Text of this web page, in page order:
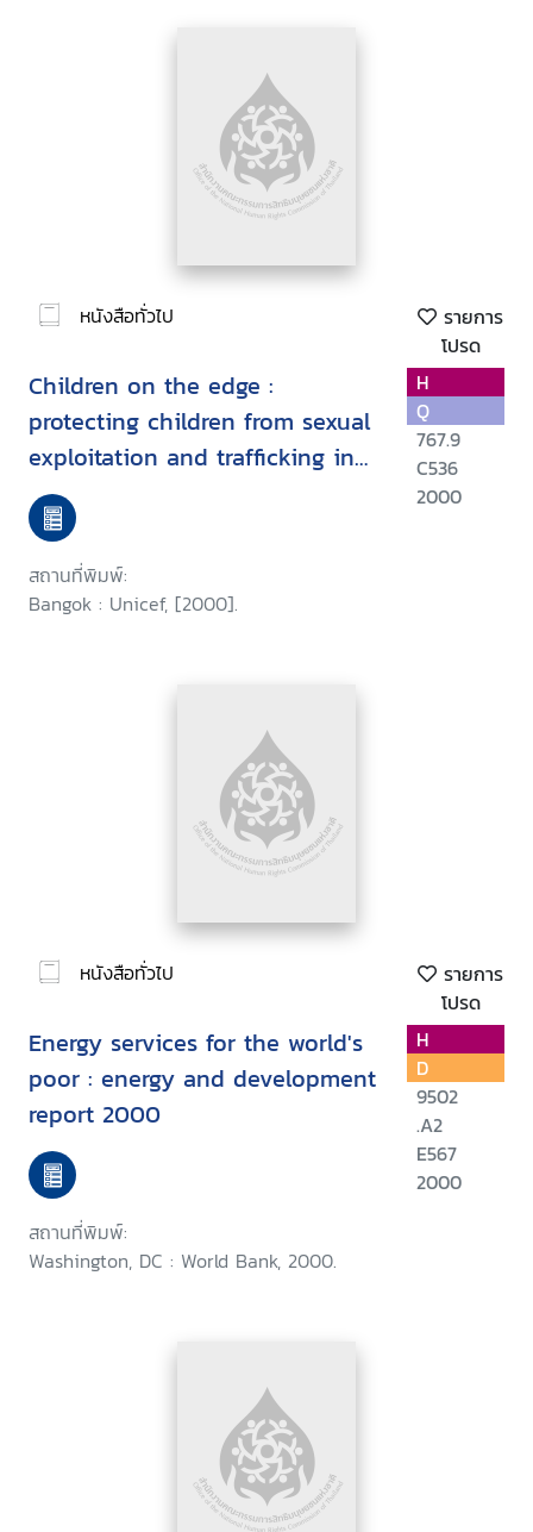
หนังสือทั่วไป
รายการ
โปรด
Children on the edge :
protecting children from sexual
exploitation and trafficking in
East Asia and the Pacific
สถานที่พิมพ์:
Bangok : Unicef, [2000].
H
Q
767.9
C536
2000
หนังสือทั่วไป
รายการ
โปรด
Energy services for the world's
poor : energy and development
report 2000
สถานที่พิมพ์:
Washington, DC : World Bank, 2000.
H
D
9502
.A2
E567
2000